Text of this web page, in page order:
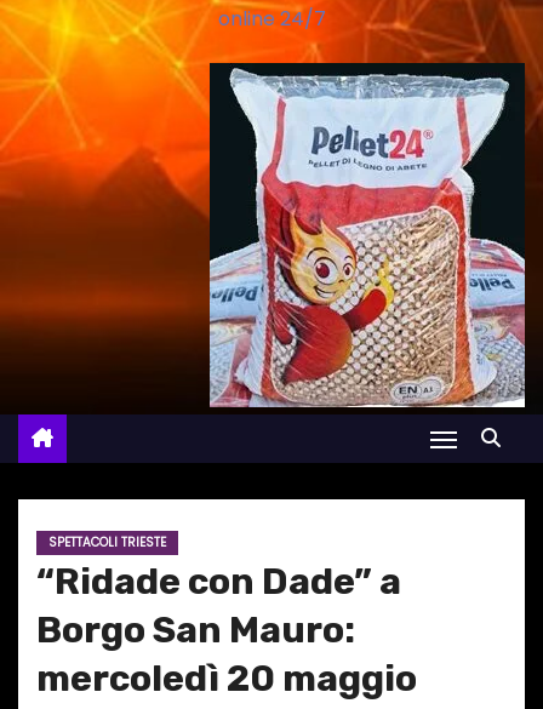
online 24/7
SPETTACOLI TRIESTE
“Ridade con Dade” a
Borgo San Mauro:
mercoledì 20 maggio